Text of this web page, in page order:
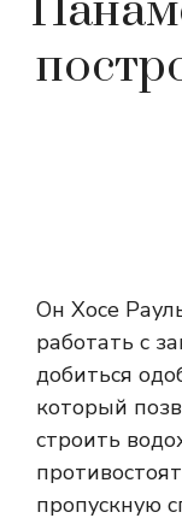
Он Хосе
работать с
добиться
который
строить
пропускную